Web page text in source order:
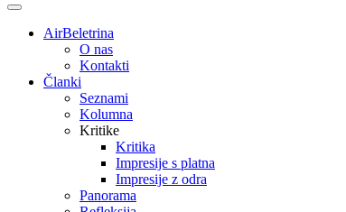
AirBeletrina
O nas
Kontakti
Članki
Seznami
Kolumna
Kritike
Kritika
Impresije s platna
Impresije z odra
Panorama